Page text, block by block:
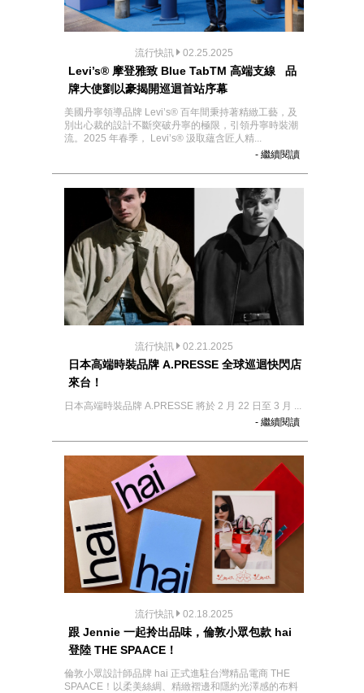
流行快訊 02.25.2025
Levi’s® 摩登雅致 Blue TabTM 高端支線 品
牌大使劉以豪揭開巡迴首站序幕
美國丹寧領導品牌 Levi’s® 百年間秉持著精緻工藝，及
別出心裁的設計不斷突破丹寧的極限，引領丹寧時裝潮
流。2025 年春季， Levi’s® 汲取蘊含匠人精...
- 繼續閱讀
流行快訊 02.21.2025
日本高端時裝品牌 A.PRESSE 全球巡迴快閃店
來台！
日本高端時裝品牌 A.PRESSE 將於 2 月 22 日至 3 月 ...
- 繼續閱讀
流行快訊 02.18.2025
跟 Jennie 一起拎出品味，倫敦小眾包款 hai
登陸 THE SPAACE！
倫敦小眾設計師品牌 hai 正式進駐台灣精品電商 THE
SPAACE！以柔美絲綢、精緻褶邊和隱約光澤感的布料